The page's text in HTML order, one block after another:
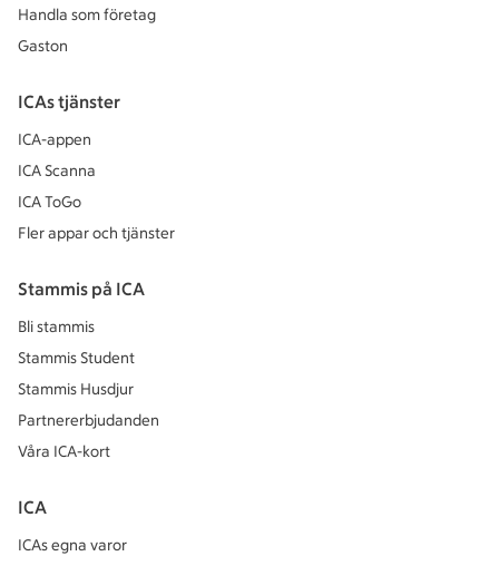
Handla som företag
Gaston
ICAs tjänster
ICA-appen
ICA Scanna
ICA ToGo
Fler appar och tjänster
Stammis på ICA
Bli stammis
Stammis Student
Stammis Husdjur
Partnererbjudanden
Våra ICA-kort
ICA
ICAs egna varor